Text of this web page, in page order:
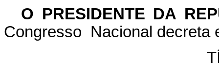
O PRESIDENTE DA
Congresso Nacional